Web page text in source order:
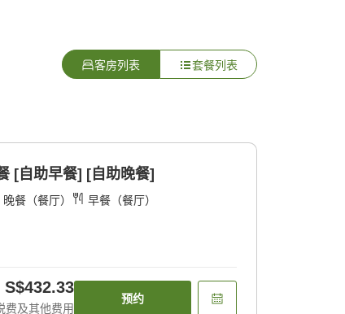
客房列表 套餐列表
[自助早餐] [自助晚餐]
晚餐（餐厅） 早餐（餐厅）
S$432.33
费及其他费用
预约